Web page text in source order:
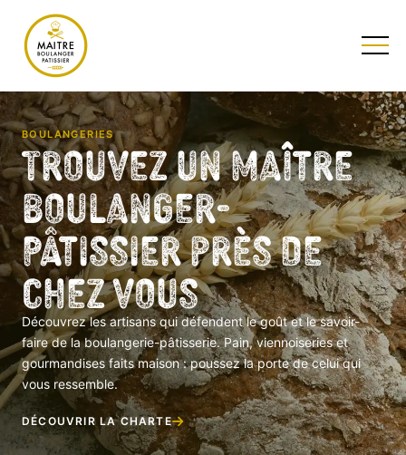
BOULANGERIES
Trouvez un Maître
Boulanger-
Pâtissier près de
chez vous
Découvrez les artisans qui défendent le goût et le savoir-
faire de la boulangerie-pâtisserie. Pain, viennoiseries et
gourmandises faits maison : poussez la porte de celui qui
vous ressemble.
DÉCOUVRIR LA CHARTE